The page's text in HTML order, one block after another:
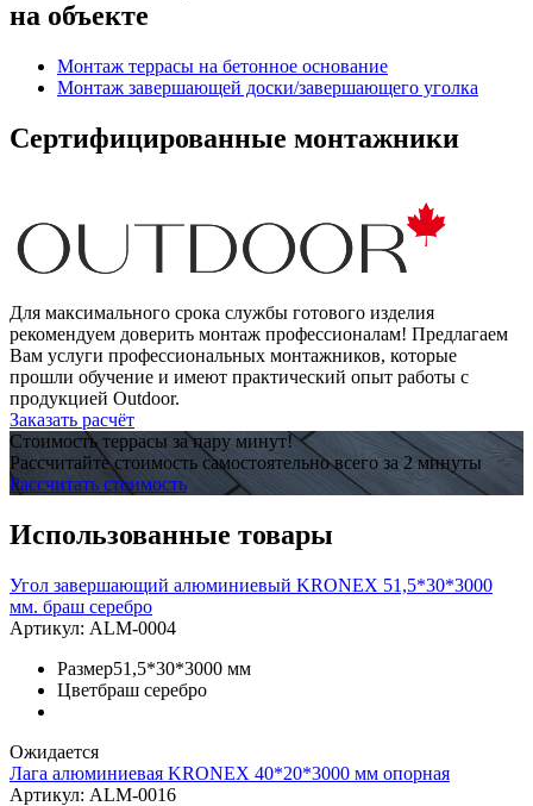
на объекте
Монтаж террасы на бетонное основание
Монтаж завершающей доски/завершающего уголка
Сертифицированные монтажники
Для максимального срока службы готового изделия
рекомендуем доверить монтаж профессионалам! Предлагаем
Вам услуги профессиональных монтажников, которые
прошли обучение и имеют практический опыт работы с
продукцией Outdoor.
Заказать расчёт
Стоимость террасы за пару минут!
Рассчитайте стоимость самостоятельно всего за 2 минуты
Рассчитать стоимость
Использованные товары
Угол завершающий алюминиевый KRONEX 51,5*30*3000
мм. браш серебро
Артикул: ALM-0004
Размер51,5*30*3000 мм
Цветбраш серебро
Ожидается
Лага алюминиевая KRONEX 40*20*3000 мм опорная
Артикул: ALM-0016